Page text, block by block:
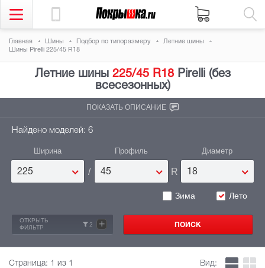
Главная Шины Подбор по типоразмеру
Летние шины
Шины Pirelli 225/45 R18
Летние шины 225/45 R18Pirelli (без
всесезонных)
ПОКАЗАТЬ ОПИСАНИЕ
Найдено моделей: 6
Ширина
225 /
Профиль
45 R
Диаметр
18
Зима Лето
ОТКРЫТЬ
ФИЛЬТР
2 +
Страница: 1 из 1 Вид: